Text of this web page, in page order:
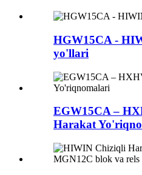
HGW15CA -
yo'llari
EGW15CA –
Harakat